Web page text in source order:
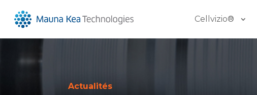
Cellvizio®
Actualités